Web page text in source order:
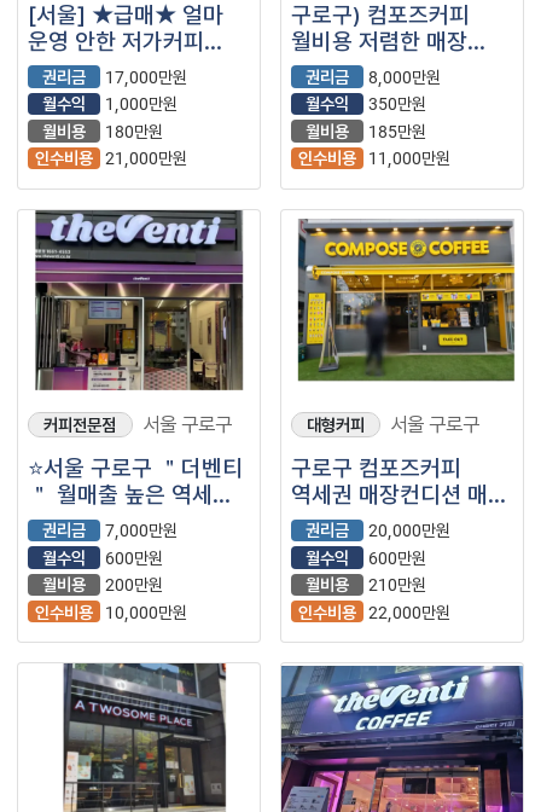
[서울] ★급매★ 얼마
운영 안한 저가커피
하삼동커피 등장!
권리금
17,000만원
월수익
1,000만원
월비용
180만원
인수비용 21,000만원
구로구) 컴포즈커피
월비용 저렴한 매장
소개합니다.
권리금
8,000만원
월수익
350만원
월비용
185만원
인수비용
11,000만원
커피전문점 서울 구로구
⭐서울 구로구 ＂더벤티
＂ 월매출 높은 역세권
매장 저가커피
프랜차이즈 ⭐
권리금
7,000만원
월수익
600만원
월비용
200만원
인수비용
10,000만원
대형커피 서울 구로구
구로구 컴포즈커피
역세권 매장컨디션 매우
좋습니다
권리금
20,000만원
월수익
600만원
월비용
210만원
인수비용 22,000만원